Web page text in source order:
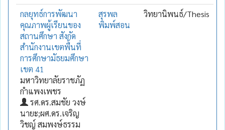
กลยุทธ์การพัฒนา
คุณภาพผู้เรียนของ
สถานศึกษา สังกัด
สำนักงานเขตพื้นที่
การศึกษามัธยมศึกษา
เขต 41
มหาวิทยาลัยราชภัฏ
กำแพงเพชร
รศ.ดร.สมชัย วงษ์
นายะ;ผศ.ดร.เจริญ
วิชญ์ สมพงษ์ธรรม
สุรพล
พิมพ์สอน
วิทยานิพนธ์/Thesis